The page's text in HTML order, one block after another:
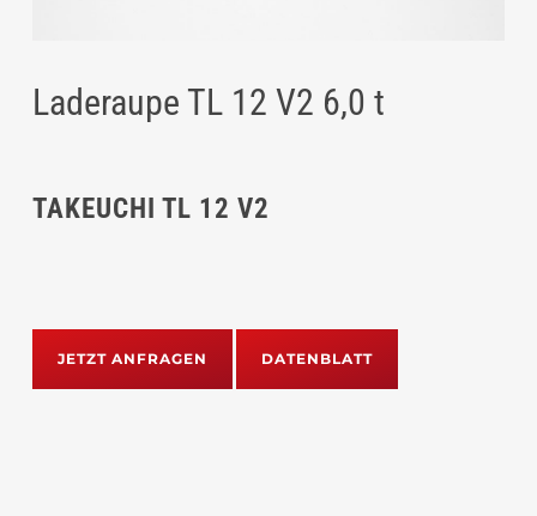
Laderaupe TL 12 V2 6,0 t
TAKEUCHI TL 12 V2
JETZT ANFRAGEN DATENBLATT